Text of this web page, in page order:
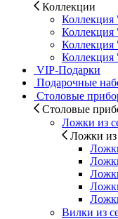
Коллекции
Коллекция
Коллекция
Коллекция
VIP-Подарки
Подарочные
Столовые
Столовые
Ложки из
Ложки из
Вилки из